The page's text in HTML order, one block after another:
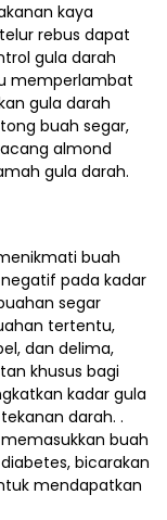
kaya
rebus dapat
gula darah
memperlambat
gula darah
buah segar,
almond
gula darah.
buah
pada kadar
segar
tertentu,
dan delima,
khusus bagi
kadar gula
darah. .
buah
bicarakan
mendapatkan